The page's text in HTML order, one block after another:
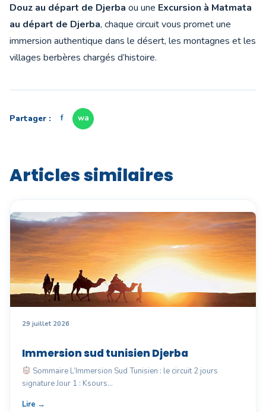
Douz au départ de Djerba ou une Excursion à Matmata
au départ de Djerba, chaque circuit vous promet une
immersion authentique dans le désert, les montagnes et les
villages berbères chargés d’histoire.
Partager : f wa
Articles similaires
29 juillet 2026
Immersion sud tunisien Djerba
Sommaire L’Immersion Sud Tunisien : le circuit 2 jours
signature Jour 1 : Ksours…
Lire →